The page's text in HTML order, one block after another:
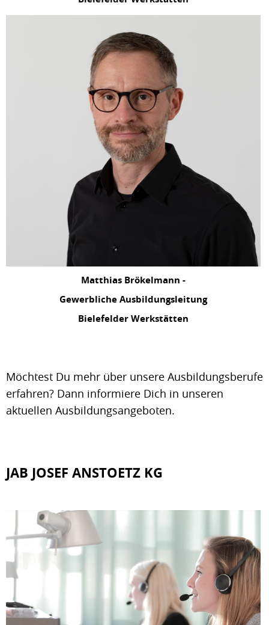
Matthias Brökelmann -
Gewerbliche Ausbildungsleitung
Bielefelder Werkstätten
Möchtest Du mehr über unsere Ausbildungsberufe
erfahren? Dann informiere Dich in unseren
aktuellen Ausbildungsangeboten.
JAB JOSEF ANSTOETZ KG